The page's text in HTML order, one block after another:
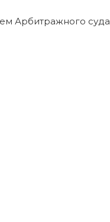
Арбитражного суда